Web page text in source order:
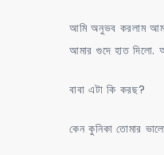
আমি অনুভব করলাম
আমার গুদে হাত দিলো.
বাবা এটা কি করছ?
কেন কুনিকা তোমার